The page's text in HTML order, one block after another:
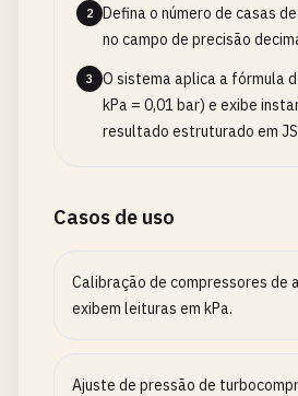
2
Defina o número de casas
no campo de precisão
3
O sistema aplica a fórmula
kPa = 0,01 bar) e exibe
resultado estruturado em
Casos de uso
Calibração de compressores de
exibem leituras em kPa.
Ajuste de pressão de